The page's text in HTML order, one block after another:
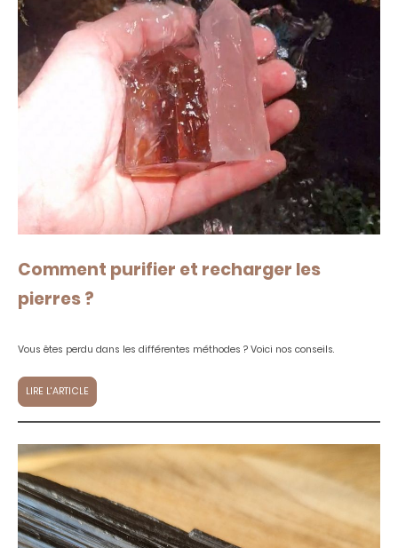
Comment purifier et recharger les
pierres ?
Vous êtes perdu dans les différentes méthodes ? Voici nos conseils.
LIRE L'ARTICLE